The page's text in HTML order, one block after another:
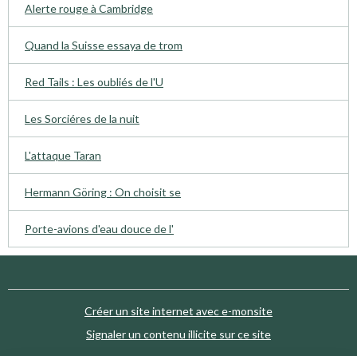
Alerte rouge à Cambridge
Quand la Suisse essaya de trom
Red Tails : Les oubliés de l'U
Les Sorciéres de la nuit
L'attaque Taran
Hermann Göring : On choisit se
Porte-avions d'eau douce de l'
Créer un site internet avec e-monsite
Signaler un contenu illicite sur ce site